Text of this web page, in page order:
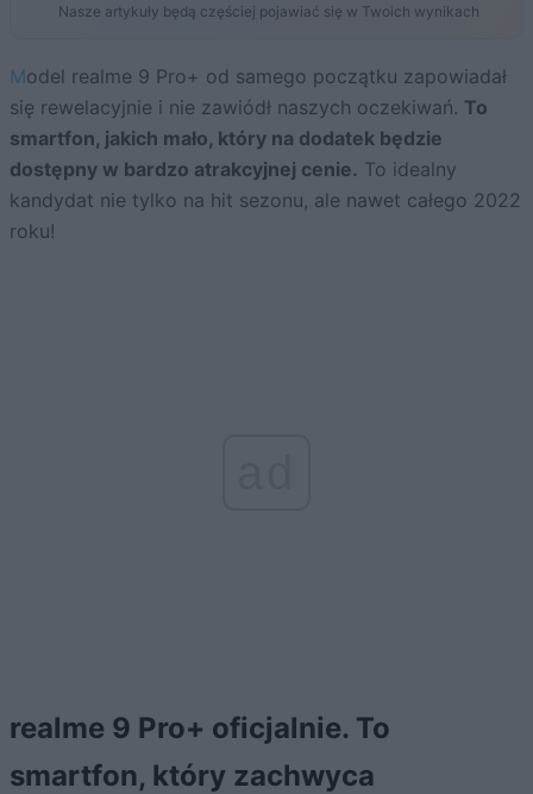
Nasze artykuły będą częściej pojawiać się w Twoich wynikach
Model realme 9 Pro+ od samego początku zapowiadał
się rewelacyjnie i nie zawiódł naszych oczekiwań. To
smartfon, jakich mało, który na dodatek będzie
dostępny w bardzo atrakcyjnej cenie. To idealny
kandydat nie tylko na hit sezonu, ale nawet całego 2022
roku!
realme 9 Pro+ oficjalnie. To
smartfon, który zachwyca